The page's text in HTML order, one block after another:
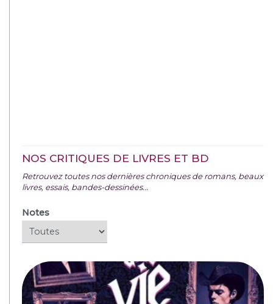
NOS CRITIQUES DE LIVRES ET BD
Retrouvez toutes nos dernières chroniques de romans, beaux
livres, essais, bandes-dessinées...
Notes